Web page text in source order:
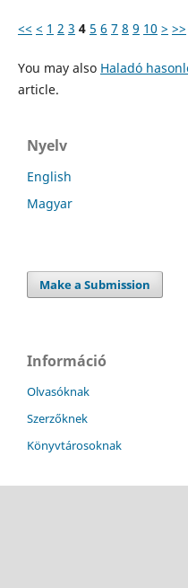
<< < 1 2 3 4 5 6 7 8 9 10 > >>
You may also Haladó
article.
Nyelv
English
Magyar
Make a Submission
Információ
Olvasóknak
Szerzőknek
Könyvtárosoknak